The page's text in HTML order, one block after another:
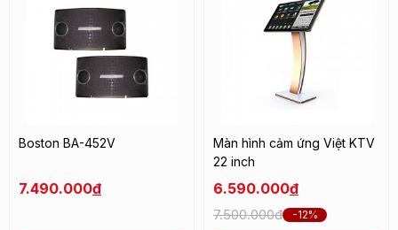
Boston BA-452V
7.490.000đ
Màn hình cảm ứng Việt KTV
22 inch
6.590.000đ
7.500.000đ -12%